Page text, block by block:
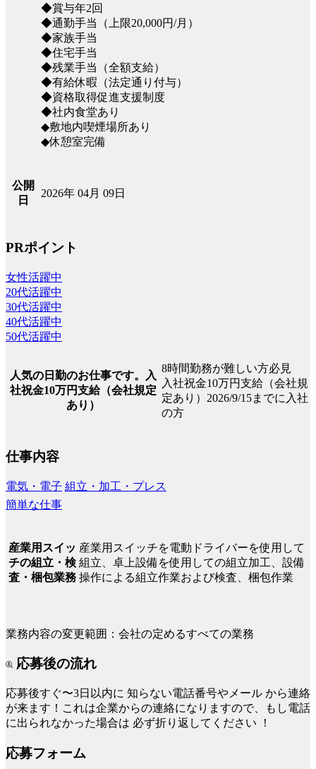
◆賞与年2回
◆通勤手当（上限20,000円/月）
◆家族手当
◆住宅手当
◆残業手当（全額支給）
◆有給休暇（法定通り付与）
◆資格取得促進支援制度
◆社内食堂あり
◆敷地内喫煙場所あり
◆休憩室完備
公開
日
2026年 04月 09日
PRポイント
女性活躍中
20代活躍中
30代活躍中
40代活躍中
50代活躍中
人気の日勤のお仕事です。入
社祝金10万円支給（会社規定
あり）
8時間勤務が難しい方必見
入社祝金10万円支給（会社規
定あり）2026/9/15までに入社
の方
仕事内容
電気・電子 組立・加工・プレス
簡単な仕事
産業用スイッ
チの組立・検
査・梱包業務
産業用スイッチを電動ドライバーを使用して
組立、卓上設備を使用しての組立加工、設備
操作による組立作業および検査、梱包作業
業務内容の変更範囲：会社の定めるすべての業務
応募後の流れ
応募後すぐ〜3日以内に 知らない電話番号やメール から連絡
が来ます！これは企業からの連絡になりますので、もし電話
に出られなかった場合は 必ず折り返してください ！
応募フォーム